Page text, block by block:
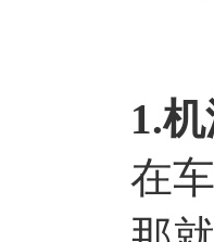
1.
在